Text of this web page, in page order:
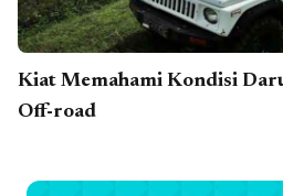
Kiat Memahami Kondisi
Off-road